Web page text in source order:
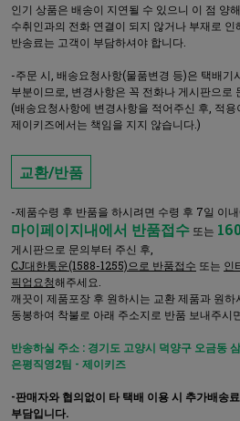
인기 상품은 배송이 지연될 수 있으니 이 점 양
수취인과의 전화 연결이 되지 않거나 부재로
반송료는 고객이 부담하셔야 합니다.
-주문 시, 배송요청사항(물품변경 등)은 택배기
부분이므로, 변경사항은 꼭 전화나 게시판으로
(배송요청사항에 변경사항을 적어주신 후, 적용
제이키즈에서는 책임을 지지 않습니다.)
교환/반품
-제품수령 후 반품을 하시려면 수령 후 7일 이
마이페이지내에서 반품접수 또는
게시판으로 문의부터 주신 후,
CJ대한통운(1588-1255)으로 반품접수 또는 인
픽업요청해주세요.
깨끗이 제품포장 후 원하시는 교환 제품과 원
동봉하여 착불로 아래 주소지로 반품 보내주시
반송하실 주소 : 경기도 고양시 덕양구 오금동
은평직영2팀 - 제이키즈
-판매자와 협의없이 타 택배 이용 시 추가배송
부담입니다.